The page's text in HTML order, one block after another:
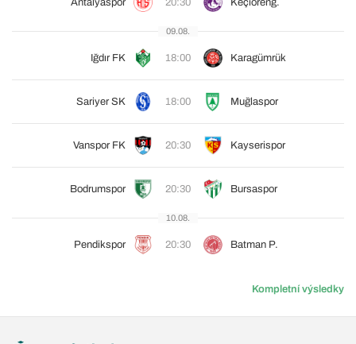
Antalyaspor 20:30 Keçiöreng.
09.08.
Iğdır FK 18:00 Karagümrük
Sariyer SK 18:00 Muğlaspor
Vanspor FK 20:30 Kayserispor
Bodrumspor 20:30 Bursaspor
10.08.
Pendikspor 20:30 Batman P.
Kompletní výsledky